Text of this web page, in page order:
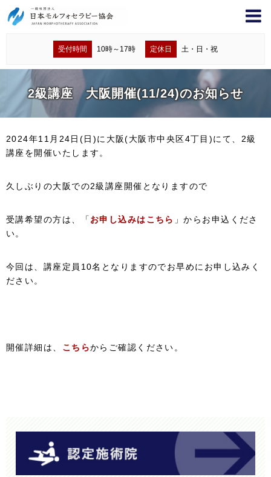
受付時間 10時～17時 定休日 土・日・祝
2級講座 大阪開催(11/24)のお知らせ
2024年11月24日(日)に大阪(大阪市中央区4丁目)にて、2級
講座を開催いたします。
久しぶりの大阪での2級講座開催となりますので
受講希望の方は、「お申し込みはこちら 」からお申込くださ
い。
今回は、講座定員10名となりますのでお早めにお申し込みく
ださい。
開催詳細は、 こちらからご確認ください。